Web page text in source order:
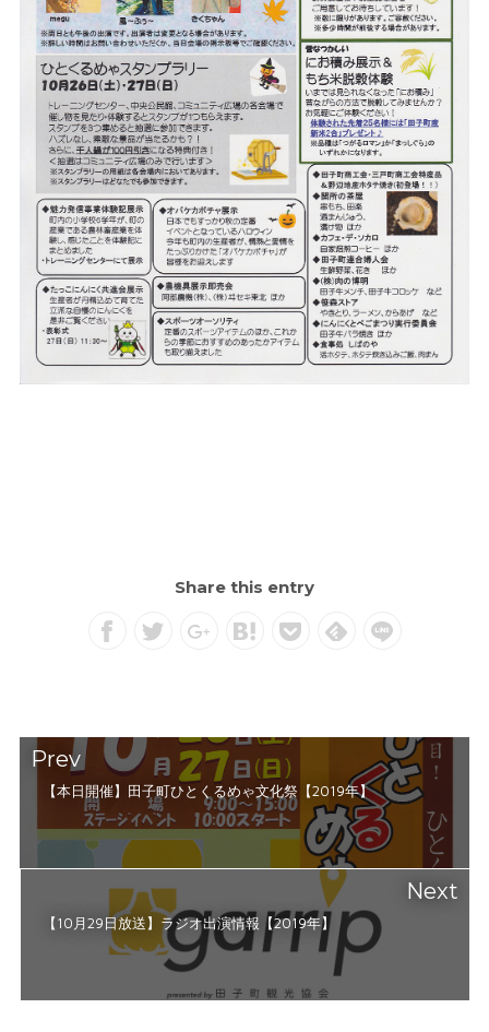
Share this entry
Prev
【本日開催】田子町ひとくるめゃ文化祭【2019年】
Next
【10月29日放送】ラジオ出演情報【2019年】